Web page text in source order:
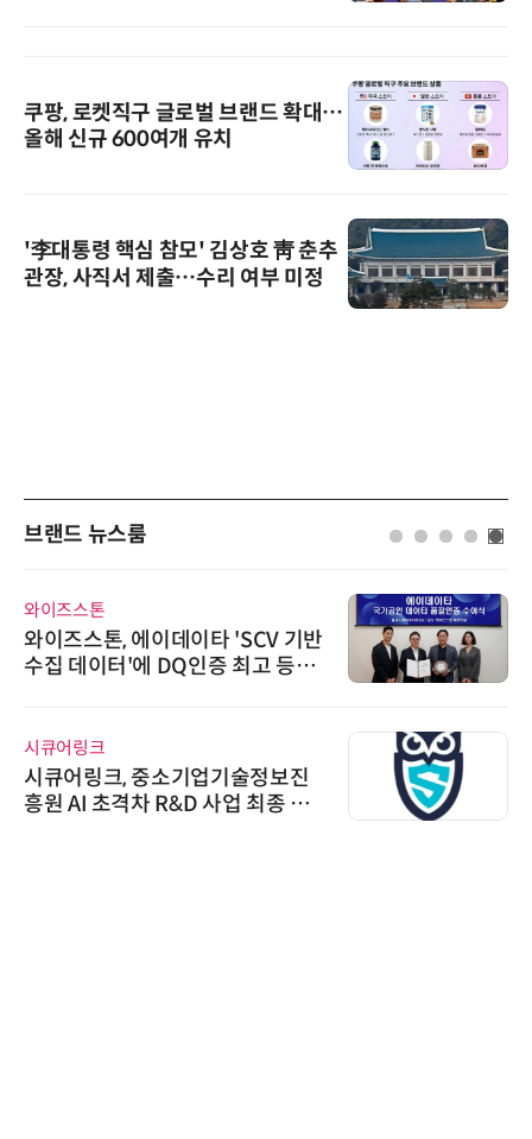
쿠팡, 로켓직구 글로벌 브랜드 확대…
올해 신규 600여개 유치
'李대통령 핵심 참모' 김상호 靑 춘추
관장, 사직서 제출…수리 여부 미정
브랜드 뉴스룸
와이즈스톤
와이즈스톤, 에이데이타 'SCV 기반
수집 데이터'에 DQ인증 최고 등급
시큐어링크
시큐어링크, 중소기업기술정보진
흥원 AI 초격차 R&D 사업 최종 선